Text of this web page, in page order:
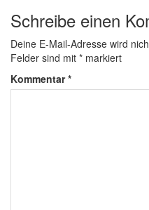
Schreibe einen
Deine E-Mail-Adresse wird
Felder sind mit * markiert
Kommentar*